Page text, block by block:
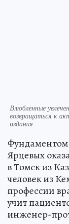
Влюбленные
возвращаться к
издания
Ярцевых
в Томск из
человек из
профессии
учит
инженер-